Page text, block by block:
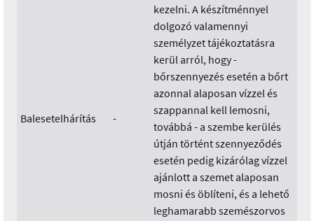
Balesetelhárítás -
kezelni. A készítménnyel
dolgozó valamennyi
személyzet tájékoztatásra
kerül arról, hogy -
bőrszennyezés esetén a bőrt
azonnal alaposan vízzel és
szappannal kell lemosni,
továbbá - a szembe kerülés
útján történt szennyeződés
esetén pedig kizárólag vízzel
ajánlott a szemet alaposan
mosni és öblíteni, és a lehető
leghamarabb szemészorvos